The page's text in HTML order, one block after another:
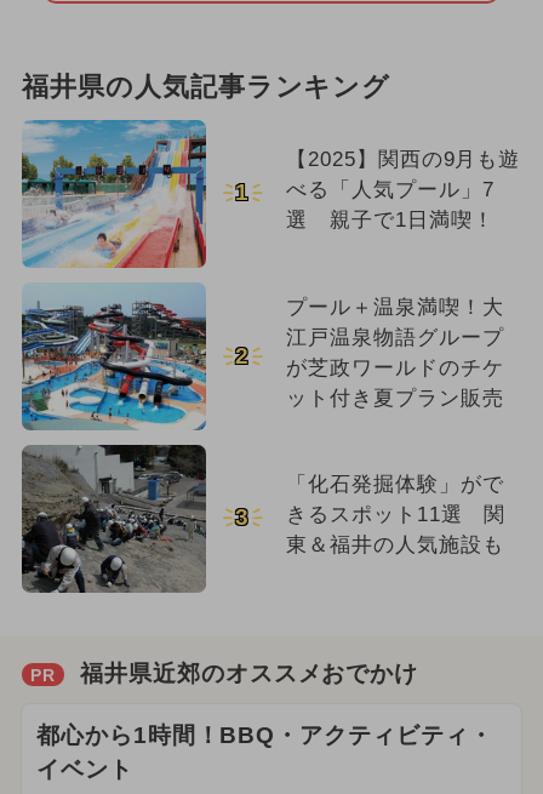
福井県の人気記事ランキング
1
【2025】関西の9月も遊
べる「人気プール」7
選 親子で1日満喫！
2
プール＋温泉満喫！大
江戸温泉物語グループ
が芝政ワールドのチケ
ット付き夏プラン販売
3
「化石発掘体験」がで
きるスポット11選 関
東＆福井の人気施設も
PR 福井県近郊のオススメおでかけ
都心から1時間！BBQ・アクティビティ・
イベント